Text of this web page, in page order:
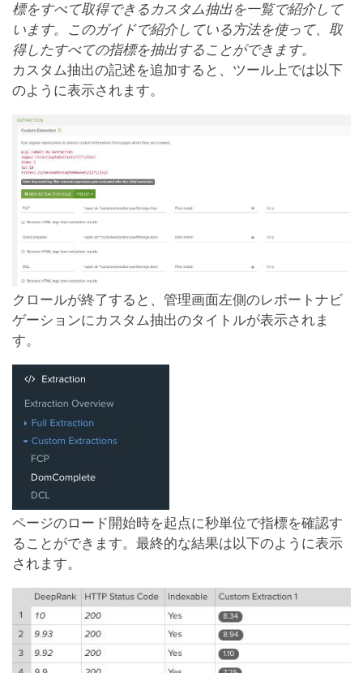
標をすべて取得できるカスタム抽出を一覧で紹介して
います。このガイドで紹介している方法を使って、取
得したすべての指標を抽出することができます。
カスタム抽出の記述を追加すると、ツール上では以下
のように表示されます。
クロールが終了すると、管理画面左側のレポートナビ
ゲーションにカスタム抽出のタイトルが表示されま
す。
ページのロード開始時を起点に秒単位で指標を確認す
ることができます。最終的な結果は以下のように表示
されます。